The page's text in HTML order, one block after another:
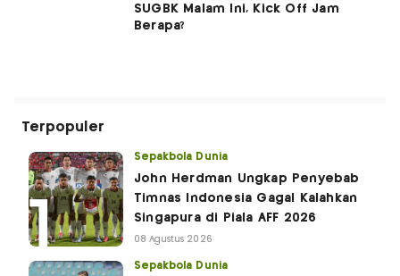
SUGBK Malam Ini, Kick Off Jam
Berapa?
Terpopuler
Sepakbola Dunia
John Herdman Ungkap Penyebab
Timnas Indonesia Gagal Kalahkan
Singapura di Piala AFF 2026
08 Agustus 2026
Sepakbola Dunia